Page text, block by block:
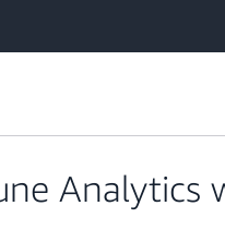
Analytics